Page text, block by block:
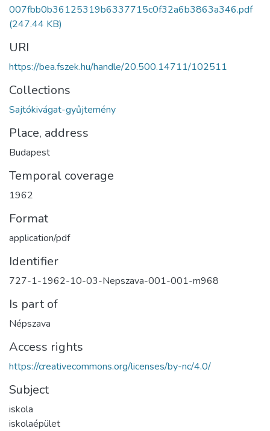
007fbb0b36125319b6337715c0f32a6b3863a346.pdf
(247.44 KB)
URI
https://bea.fszek.hu/handle/20.500.14711/102511
Collections
Sajtókivágat-gyűjtemény
Place, address
Budapest
Temporal coverage
1962
Format
application/pdf
Identifier
727-1-1962-10-03-Nepszava-001-001-m968
Is part of
Népszava
Access rights
https://creativecommons.org/licenses/by-nc/4.0/
Subject
iskola
iskolaépület